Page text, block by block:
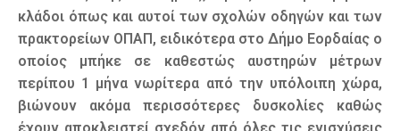
κλάδοι όπως και αυτοί των σχολών οδηγών και των
πρακτορείων ΟΠΑΠ, ειδικότερα στο Δήμο Εορδαίας ο
οποίος μπήκε σε καθεστώς αυστηρών μέτρων
περίπου 1 μήνα νωρίτερα από την υπόλοιπη χώρα,
βιώνουν ακόμα περισσότερες δυσκολίες καθώς